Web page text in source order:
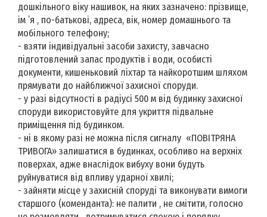
дошкільного віку нашивок, на яких зазначено: прізвище,
ім ’я , по-батькові, адреса, вік, номер домашнього та
мобільного телефону;
- взяти індивідуальні засоби захисту, завчасно
підготовлений запас продуктів і води, особисті
документи, кишеньковий ліхтар та найкоротшим шляхом
прямувати до найближчої захисної споруди.
- у разі відсутності в радіусі 500 м від будинку захисної
споруди використовуйте для укриття підвальне
приміщення під будинком.
- ні в якому разі не можна після сигналу «ПОВІТРЯНА
ТРИВОГА» залишатися в будинках, особливо на верхніх
поверхах, адже внаслідок вибуху вони будуть
руйнуватися від впливу ударної хвилі;
- зайняти місце у захисній споруді та виконувати вимоги
старшого (коменданта): не палити , не смітити, голосно